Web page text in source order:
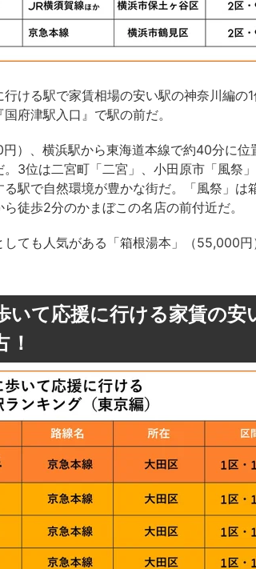
ける駅で家賃相場の安い駅の神奈川編
府津駅入口』で駅の前だ。
）、横浜駅から東海道本線で約40分に位
3位は二宮町「二宮」、小田原市「風祭
る駅で自然環境が豊かな街だ。「風祭」
徒歩2分のかまぼこの名店の前付近だ。
しても人気がある「箱根湯本」（55,000
いて応援に行ける家賃の
！